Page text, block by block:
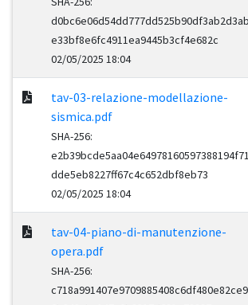
d0bc6e06d54dd777dd525b90df3ab2d3ab
e33bf8e6fc4911ea9445b3cf4e682c
02/05/2025 18:04
tav-03-relazione-modellazione-
sismica.pdf
SHA-256:
dde5eb8227ff67c4c652dbf8eb73
02/05/2025 18:04
tav-04-piano-di-manutenzione-
opera.pdf
SHA-256: